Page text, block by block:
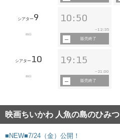
シアター9
89分
10:50
~12:35
販売終了
シアター10
89分
19:15
~ 21:00
販売終了
映画ちいかわ 人魚の島のひみつ
■NEW■7/24（金）公開！